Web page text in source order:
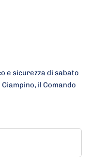
e sicurezza di sabato
il Comando